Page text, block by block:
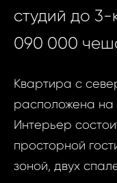
студий до
090 000
Квартира с
расположена на
Интерьер
просторной
зоной, двух